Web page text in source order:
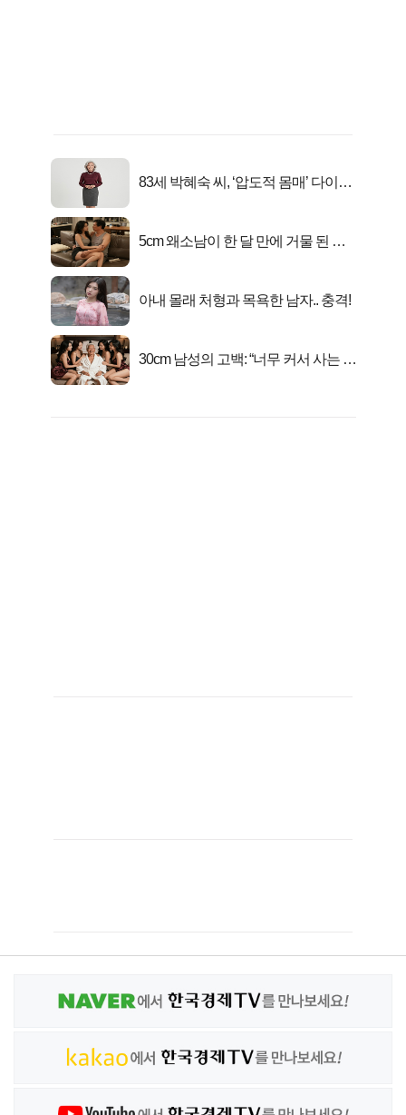
83세 박혜숙 씨, ‘압도적 몸매’ 다이어
5cm 왜소남이 한 달 만에 거물 된 사
아내 몰래 처형과 목욕한 남자.. 충격!
30cm 남성의 고백: “너무 커서 사는 게